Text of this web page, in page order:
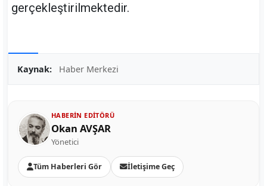
gerçekleştirilmektedir.
Kaynak: Haber Merkezi
HABERIN EDITÖRÜ
Okan AVŞAR
Yönetici
Tüm Haberleri Gör İletişime Geç